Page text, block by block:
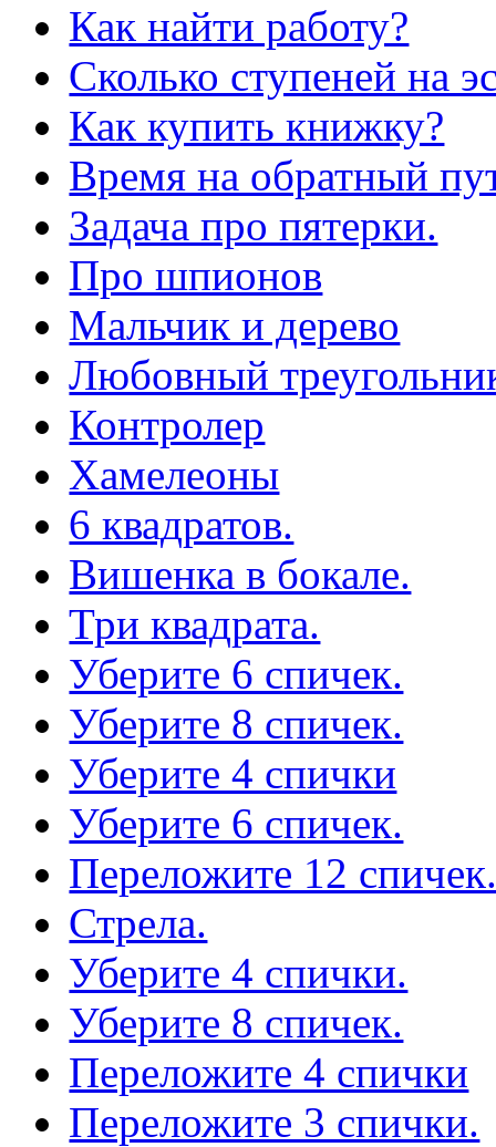
Как найти работу?
Сколько ступеней на
Как купить книжку?
Время на обратный
Задача про пятерки.
Про шпионов
Мальчик и дерево
Любовный
Контролер
Хамелеоны
6 квадратов.
Вишенка в бокале.
Три квадрата.
Уберите 6 спичек.
Уберите 8 спичек.
Уберите 4 спички
Уберите 6 спичек.
Переложите 12
Стрела.
Уберите 4 спички.
Уберите 8 спичек.
Переложите 4 спички
Переложите 3 спички.